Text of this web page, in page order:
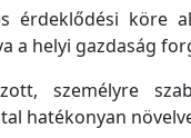
érdeklődési köre
a helyi gazdaság
személyre
hatékonyan